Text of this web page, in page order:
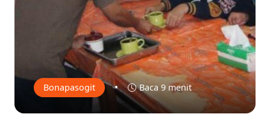
Bonapasogit • Baca 9 menit